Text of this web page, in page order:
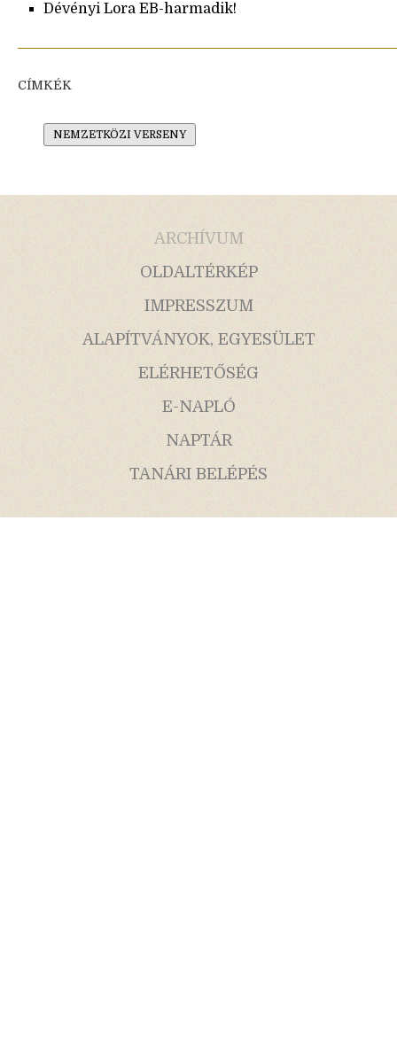
Dévényi Lora EB-harmadik!
CÍMKÉK
NEMZETKÖZI VERSENY
ARCHÍVUM
OLDALTÉRKÉP
IMPRESSZUM
ALAPÍTVÁNYOK, EGYESÜLET
ELÉRHETŐSÉG
E-NAPLÓ
NAPTÁR
TANÁRI BELÉPÉS